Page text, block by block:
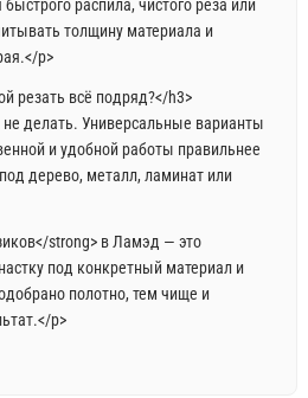
распила, чистого реза или
толщину материала и
p>
резать всё подряд?</h3>
делать. Универсальные варианты
и удобной работы правильнее
дерево, металл, ламинат или
strong> в Ламэд — это
под конкретный материал и
полотно, тем чище и
p>